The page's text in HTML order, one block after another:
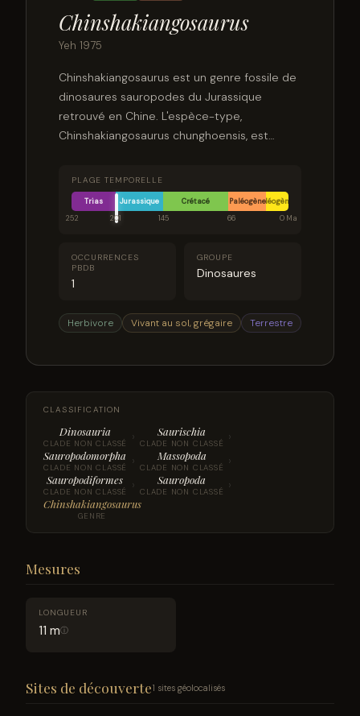
Chinshakiangosaurus
Yeh 1975
Chinshakiangosaurus est un genre fossile de
dinosaures sauropodes du Jurassique
retrouvé en Chine. L'espèce-type,
Chinshakiangosaurus chunghoensis, est
basée sur l'holotype IVPP V14474, constitué
de la partie gauche de la mandibule, de
dents, d'une vertèbre cervicale, de plusieurs
scapulae, d'os du pelvis et de parties de
membres postérieurs. Sa taille est estimée
à environ 12 à 13 mètres.
PLAGE TEMPORELLE
Trias Jurassique Crétacé PaléogèneNéogène
252
201 145 66 0 Ma
OCCURRENCES
PBDB
1
GROUPE
Dinosaures
Herbivore Vivant au sol, grégaire Terrestre
CLASSIFICATION
Dinosauria
CLADE NON CLASSÉ › Saurischia
CLADE NON CLASSÉ ›
Sauropodomorpha
CLADE NON CLASSÉ › Massopoda
CLADE NON CLASSÉ ›
Sauropodiformes
CLADE NON CLASSÉ › Sauropoda
CLADE NON CLASSÉ ›
Chinshakiangosaurus
GENRE
Mesures
LONGUEUR
11 mⓘ
Sites de découverte1 sites géolocalisés